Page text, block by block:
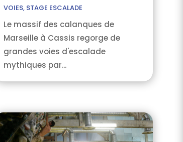
VOIES, STAGE ESCALADE
Le massif des calanques de
Marseille à Cassis regorge de
grandes voies d'escalade
mythiques par...